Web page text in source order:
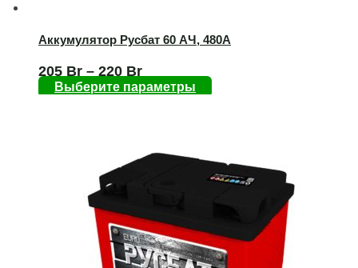
Аккумулятор Русбат 60 AЧ, 480А
205 Br – 220 Br
Выберите параметры